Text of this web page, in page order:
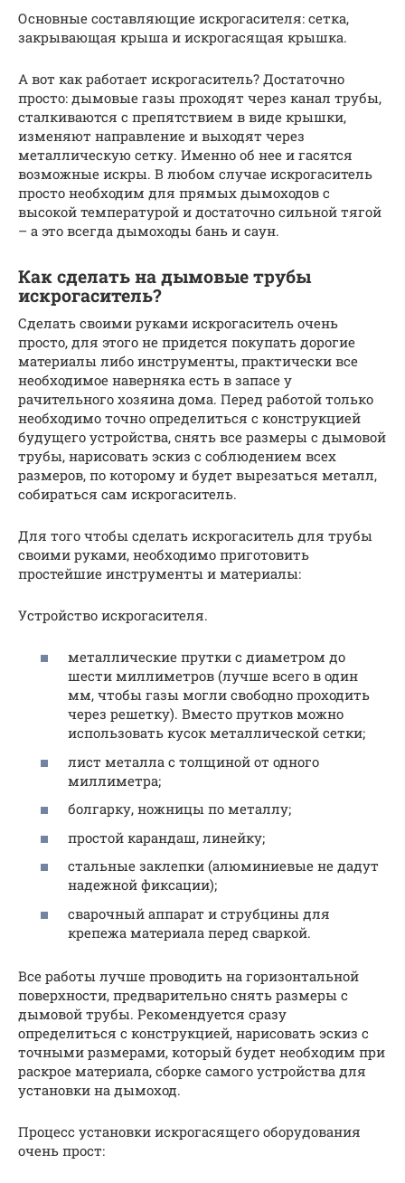
Основные составляющие искрогасителя: сетка,
закрывающая крыша и искрогасящая крышка.
А вот как работает искрогаситель? Достаточно
просто: дымовые газы проходят через канал трубы,
сталкиваются с препятствием в виде крышки,
изменяют направление и выходят через
металлическую сетку. Именно об нее и гасятся
возможные искры. В любом случае искрогаситель
просто необходим для прямых дымоходов с
высокой температурой и достаточно сильной тягой
– а это всегда дымоходы бань и саун.
Как сделать на дымовые трубы
искрогаситель?
Сделать своими руками искрогаситель очень
просто, для этого не придется покупать дорогие
материалы либо инструменты, практически все
необходимое наверняка есть в запасе у
рачительного хозяина дома. Перед работой только
необходимо точно определиться с конструкцией
будущего устройства, снять все размеры с дымовой
трубы, нарисовать эскиз с соблюдением всех
размеров, по которому и будет вырезаться металл,
собираться сам искрогаситель.
Для того чтобы сделать искрогаситель для трубы
своими руками, необходимо приготовить
простейшие инструменты и материалы:
Устройство искрогасителя.
металлические прутки с диаметром до
шести миллиметров (лучше всего в один
мм, чтобы газы могли свободно проходить
через решетку). Вместо прутков можно
использовать кусок металлической сетки;
лист металла с толщиной от одного
миллиметра;
болгарку, ножницы по металлу;
простой карандаш, линейку;
стальные заклепки (алюминиевые не дадут
надежной фиксации);
сварочный аппарат и струбцины для
крепежа материала перед сваркой.
Все работы лучше проводить на горизонтальной
поверхности, предварительно снять размеры с
дымовой трубы. Рекомендуется сразу
определиться с конструкцией, нарисовать эскиз с
точными размерами, который будет необходим при
раскрое материала, сборке самого устройства для
установки на дымоход.
Процесс установки искрогасящего оборудования
очень прост: